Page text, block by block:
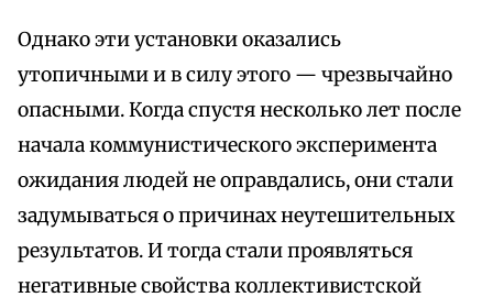
Однако эти установки оказались
утопичными и в силу этого — чрезвычайно
опасными. Когда спустя несколько лет после
начала коммунистического эксперимента
ожидания людей не оправдались, они стали
задумываться о причинах неутешительных
результатов. И тогда стали проявляться
негативные свойства коллективистской